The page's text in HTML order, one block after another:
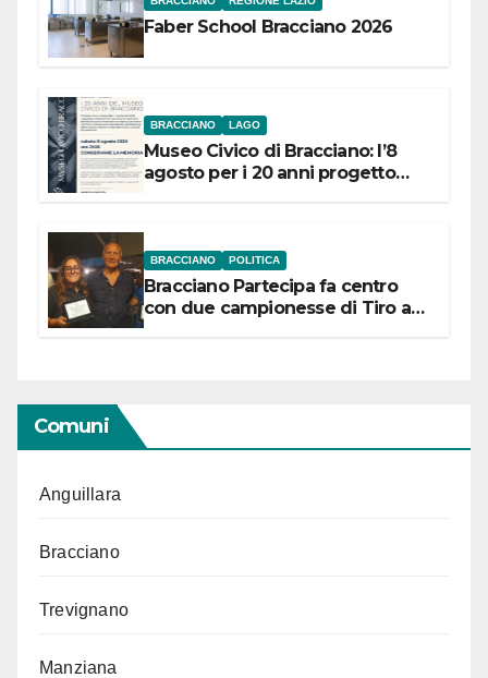
Faber School Bracciano 2026
BRACCIANO LAGO
Museo Civico di Bracciano: l’8
agosto per i 20 anni progetto
BRACCIANO POLITICA
Bracciano Partecipa fa centro
con due campionesse di Tiro a
Comuni
Anguillara
Bracciano
Trevignano
Manziana